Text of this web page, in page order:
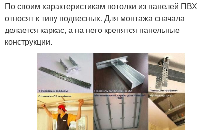
По своим характеристикам потолки из панелей ПВХ
относят к типу подвесных. Для монтажа сначала
делается каркас, а на него крепятся панельные
конструкции.